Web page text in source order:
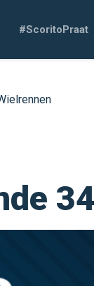
#ScoritoPraat
34